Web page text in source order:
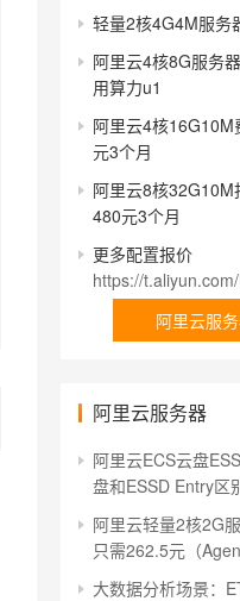
轻量2核4G4M服务
阿里云4核8G服务
用算力u1
阿里云4核
元3个月
阿里云8核32G10M
480元3个月
更多配置报价
https://
阿里云服
阿里云服务器
阿里云ECS云盘
盘和ESSD Entry区
阿里云轻量2核2G
只需262.5元（
大数据分析场景：